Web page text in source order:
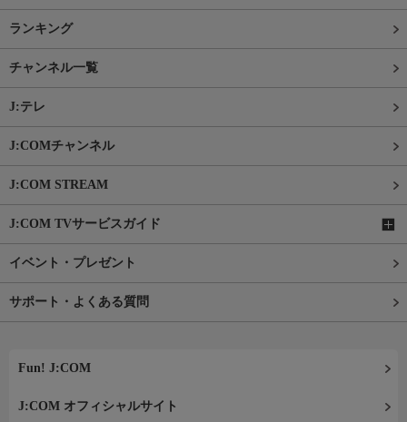
ランキング
チャンネル一覧
J:テレ
J:COMチャンネル
J:COM STREAM
J:COM TVサービスガイド
イベント・プレゼント
サポート・よくある質問
Fun! J:COM
J:COM オフィシャルサイト